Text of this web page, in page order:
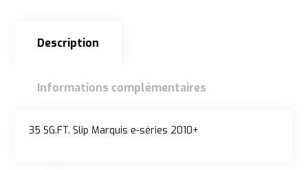
Description
Informations complémentaires
Description
35 SG.FT. Slip Marquis e-séries 2010+